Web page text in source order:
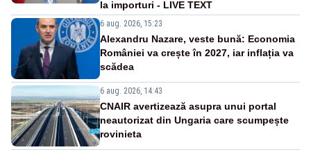
la importuri - LIVE TEXT
6 aug. 2026, 15:23
Alexandru Nazare, veste bună: Economia
României va crește în 2027, iar inflația va
scădea
6 aug. 2026, 14:43
CNAIR avertizează asupra unui portal
neautorizat din Ungaria care scumpește
rovinieta